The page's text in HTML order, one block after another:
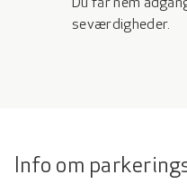
Du får nem
seværdigheder.
Info om